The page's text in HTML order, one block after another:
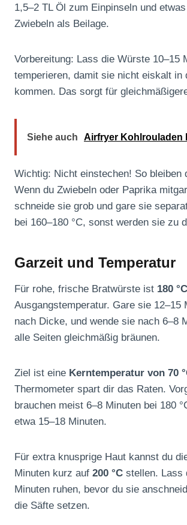
1,5–2 TL Öl zum Einpinseln und
Zwiebeln als Beilage.
Vorbereitung: Lass die Würste 10–15
temperieren, damit sie nicht eiskalt in
kommen. Das sorgt für
Siehe auch Airfryer Kohlrouladen
Wichtig: Nicht einstechen! So bleiben
Wenn du Zwiebeln oder Paprika
schneide sie grob und gare sie
bei 160–180 °C, sonst werden sie zu
Garzeit und Temperatur
Für rohe, frische Bratwürste ist 180 °C
Ausgangstemperatur. Gare sie 12–15
nach Dicke, und wende sie nach 6–8
alle Seiten gleichmäßig bräunen.
Ziel ist eine Kerntemperatur von 70
Thermometer spart dir das Raten.
brauchen meist 6–8 Minuten bei 180
etwa 15–18 Minuten.
Für extra knusprige Haut kannst du
Minuten kurz auf 200 °C stellen. Lass
Minuten ruhen, bevor du sie
die Säfte setzen.